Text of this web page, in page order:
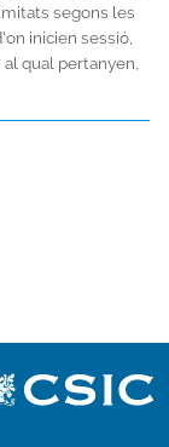
segons les
inicien sessió,
qual pertanyen,